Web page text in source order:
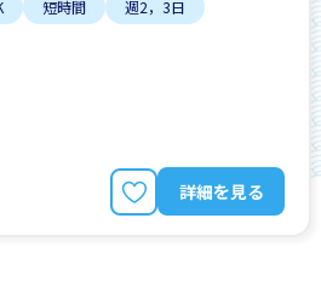
短時間
週2，3日
詳細を見る